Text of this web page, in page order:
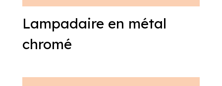
Lampadaire en métal
chromé